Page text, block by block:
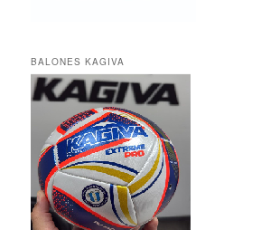
BALONES KAGIVA